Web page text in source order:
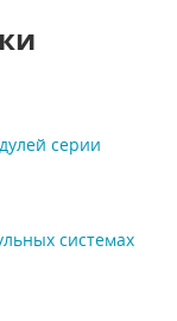
серии
системах